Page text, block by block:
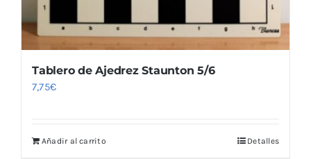
Tablero de Ajedrez Staunton 5/6
7,75€
Añadir al carrito Detalles